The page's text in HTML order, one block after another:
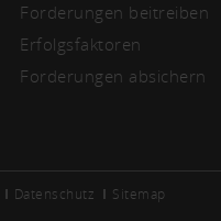
Forderungen beitreiben
Erfolgsfaktoren
Forderungen absichern
Datenschutz Sitemap